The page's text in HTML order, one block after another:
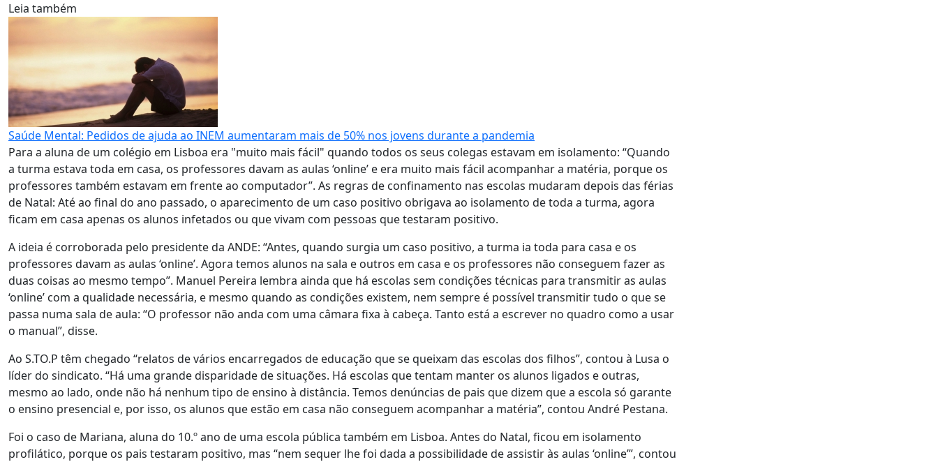
Leia também
Saúde Mental: Pedidos de ajuda ao INEM aumentaram mais de 50% nos jovens durante a pandemia
Para a aluna de um colégio em Lisboa era "muito mais fácil" quando todos os seus colegas estavam em isolamento: “Quando
a turma estava toda em casa, os professores davam as aulas ‘online’ e era muito mais fácil acompanhar a matéria, porque os
professores também estavam em frente ao computador”. As regras de confinamento nas escolas mudaram depois das férias
de Natal: Até ao final do ano passado, o aparecimento de um caso positivo obrigava ao isolamento de toda a turma, agora
ficam em casa apenas os alunos infetados ou que vivam com pessoas que testaram positivo.
A ideia é corroborada pelo presidente da ANDE: “Antes, quando surgia um caso positivo, a turma ia toda para casa e os
professores davam as aulas ‘online’. Agora temos alunos na sala e outros em casa e os professores não conseguem fazer as
duas coisas ao mesmo tempo”. Manuel Pereira lembra ainda que há escolas sem condições técnicas para transmitir as aulas
‘online’ com a qualidade necessária, e mesmo quando as condições existem, nem sempre é possível transmitir tudo o que se
passa numa sala de aula: “O professor não anda com uma câmara fixa à cabeça. Tanto está a escrever no quadro como a usar
o manual”, disse.
Ao S.TO.P têm chegado “relatos de vários encarregados de educação que se queixam das escolas dos filhos”, contou à Lusa o
líder do sindicato. “Há uma grande disparidade de situações. Há escolas que tentam manter os alunos ligados e outras,
mesmo ao lado, onde não há nenhum tipo de ensino à distância. Temos denúncias de pais que dizem que a escola só garante
o ensino presencial e, por isso, os alunos que estão em casa não conseguem acompanhar a matéria”, contou André Pestana.
Foi o caso de Mariana, aluna do 10.º ano de uma escola pública também em Lisboa. Antes do Natal, ficou em isolamento
profilático, porque os pais testaram positivo, mas “nem sequer lhe foi dada a possibilidade de assistir às aulas ‘online’”, contou